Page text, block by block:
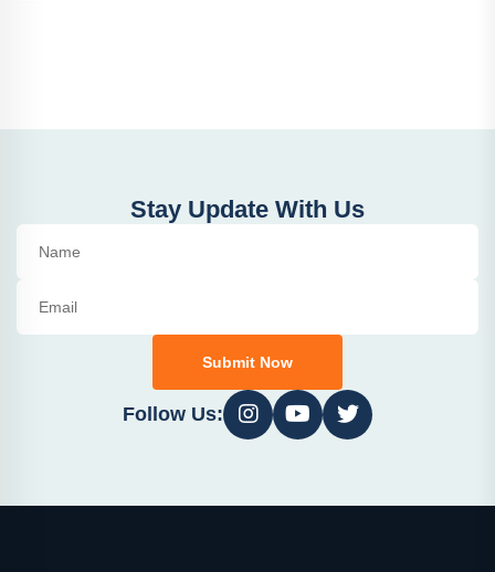
Stay Update With Us
Submit Now
Follow Us: